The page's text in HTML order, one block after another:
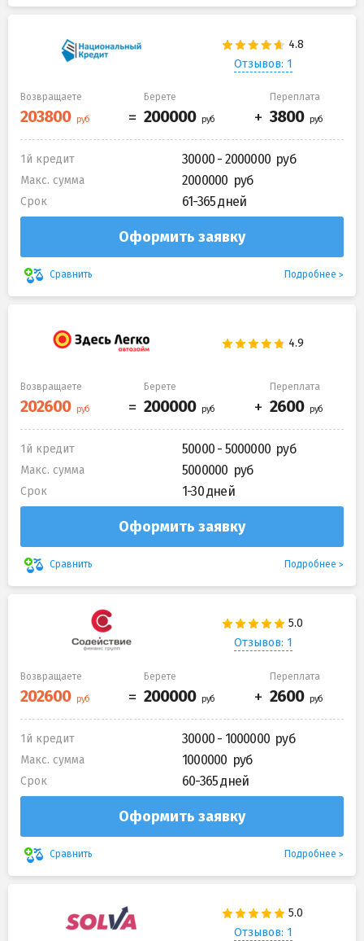
Отзывов: 1
Возвращаете Берете Переплата
1й кредит 30000 - 2000000
Макс. сумма 2000000
Срок 61-365 дней
Оформить заявку
Сравнить Подробнее
Возвращаете Берете Переплата
1й кредит 50000 - 5000000
Макс. сумма 5000000
Срок 1-30 дней
Оформить заявку
Сравнить Подробнее
Отзывов: 1
Возвращаете Берете Переплата
1й кредит 30000 - 1000000
Макс. сумма 1000000
Срок 60-365 дней
Оформить заявку
Сравнить Подробнее
Отзывов: 1